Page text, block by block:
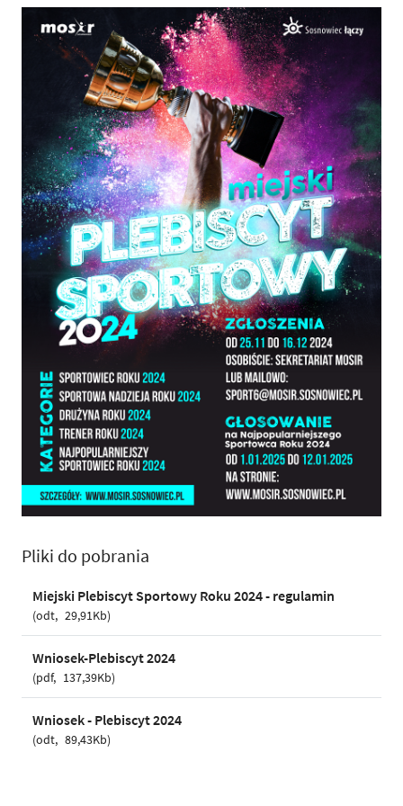
Pliki do pobrania
Miejski Plebiscyt Sportowy Roku 2024 - regulamin
odt 29,91Kb
Wniosek-Plebiscyt 2024
pdf 137,39Kb
Wniosek - Plebiscyt 2024
odt 89,43Kb